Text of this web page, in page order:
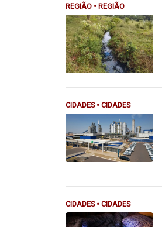
REGIÃO • REGIÃO
CIDADES • CIDADES
CIDADES • CIDADES